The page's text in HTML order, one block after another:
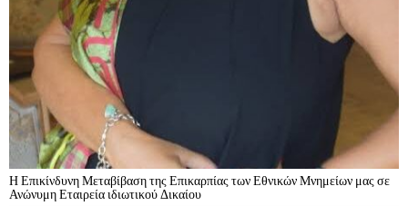
Η Επικίνδυνη Μεταβίβαση της Επικαρπίας των Εθνικών Μνημείων μας σε
Ανώνυμη Εταιρεία ιδιωτικού Δικαίου